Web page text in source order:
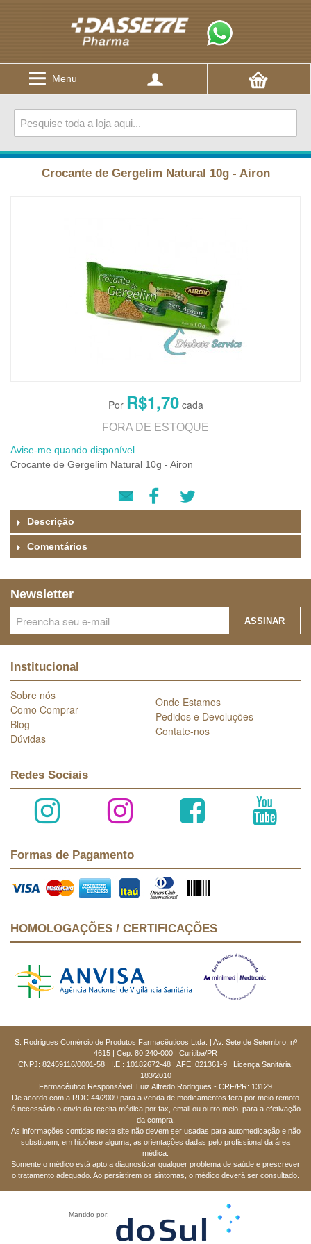
Menu
Crocante de Gergelim Natural 10g - Airon
R$1,70
FORA DE ESTOQUE
Avise-me quando disponível.
Crocante de Gergelim Natural 10g - Airon
Descrição
Comentários
Newsletter
ASSINAR
Institucional
Sobre nós
Como Comprar
Blog
Dúvidas
Onde Estamos
Pedidos e Devoluções
Contate-nos
Redes Sociais
Formas de Pagamento
HOMOLOGAÇÕES / CERTIFICAÇÕES
S. Rodrigues Comércio de Produtos Farmacêuticos Ltda. | Av. Sete de Setembro, nº
4615 | Cep: 80.240-000 | Curitiba/PR
CNPJ: 82459116/0001-58 | I.E.: 10182672-48 | AFE: 021361-9 | Licença Sanitária:
183/2010
Farmacêutico Responsável: Luiz Alfredo Rodrigues - CRF/PR: 13129
De acordo com a RDC 44/2009 para a venda de medicamentos feita por meio remoto
é necessário o envio da receita médica por fax, email ou outro meio, para a efetivação
da compra.
As informações contidas neste site não devem ser usadas para automedicação e não
substituem, em hipótese alguma, as orientações dadas pelo profissional da área
médica.
Somente o médico está apto a diagnosticar qualquer problema de saúde e prescrever
o tratamento adequado. Ao persistirem os sintomas, o médico deverá ser consultado.
Mantido por: